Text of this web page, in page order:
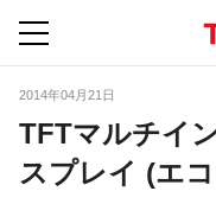
2014年04月21日
TFTマルチイ
スプレイ (エ